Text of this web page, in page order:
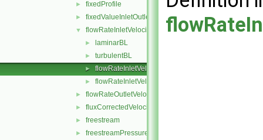
► fixedProfile
► fixedValueInletOutlet
▼ flowRateInletVelocity
► laminarBL
► turbulentBL
► flowRateInletVelocityFvPatchVectorField.C
► flowRateInletVelocityFvPatchVectorField.H
► flowRateOutletVelocity
► fluxCorrectedVelocity
► freestream
► freestreamPressure